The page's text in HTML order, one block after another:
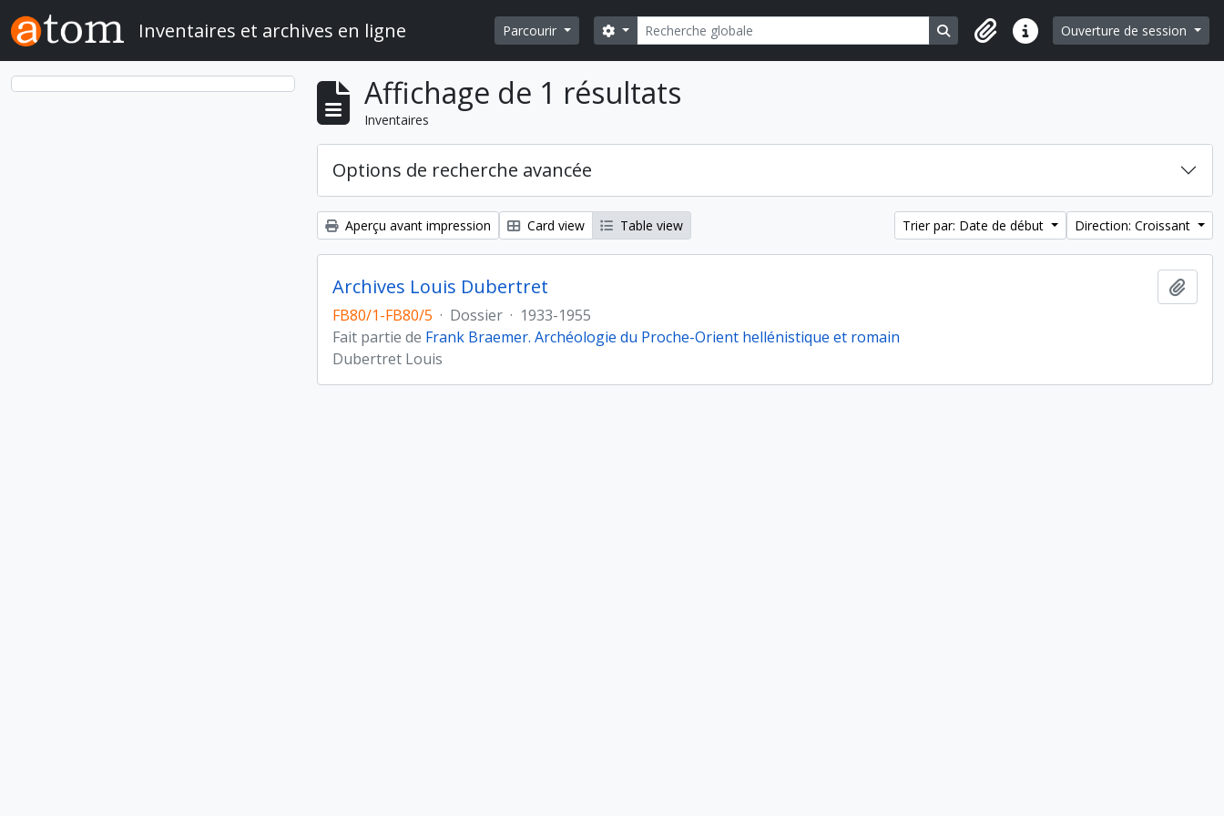
Skip to main content
Inventaires et archives en ligne Parcourir Rechercher
Search options Search in browse page
Liens rapidesOuverture de session
Affichage de 1 résultats
Inventaires
Options de recherche avancée
Aperçu avant impression Card view Table view Trier par: Date de début Direction: Croissant
Archives Louis Dubertret
FB80/1-FB80/5 · Dossier · 1933-1955
Fait partie de Frank Braemer. Archéologie du Proche-Orient hellénistique et romain
Dubertret Louis